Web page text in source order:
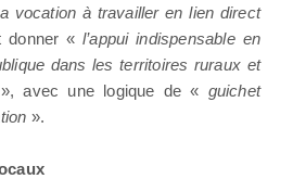
vocation à travailler en lien direct
donner «l’appui indispensable en
dans les territoires ruraux et
», avec une logique de « guichet
».